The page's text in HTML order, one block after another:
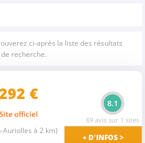
ci-après la liste des résultats
recherche.
à 2 km)
€
+ D'INFOS >
8.1
69 avis sur 1 sites